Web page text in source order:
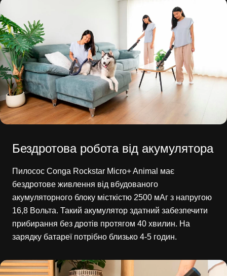
Бездротова робота від акумулятора
Пилосос Conga Rockstar Micro+ Animal має
бездротове живлення від вбудованого
акумуляторного блоку місткістю 2500 мАг з напругою
16,8 Вольта. Такий акумулятор здатний забезпечити
прибирання без дротів протягом 40 хвилин. На
зарядку батареї потрібно близько 4-5 годин.